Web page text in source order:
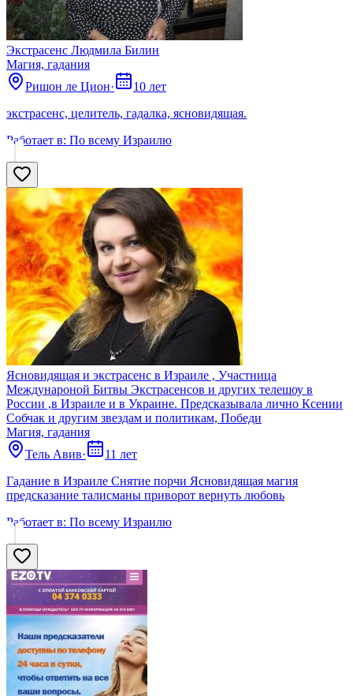
Экстрасенс Людмила Билин
Магия, гадания
Ришон ле Цион·
10 лет
экстрасенс, целитель, гадалка, ясновидящая.
Работает в: По всему Израилю
Ясновидящая и экстрасенс в Израиле , Участница
Междунароной Битвы Экстрасенсов и других телешоу в
России ,в Израиле и в Украине. Предсказывала лично Ксении
Собчак и другим звездам и политикам, Победи
Магия, гадания
Тель Авив·
11 лет
Гадание в Израиле Снятие порчи Ясновидящая магия
предсказание талисманы приворот вернуть любовь
Работает в: По всему Израилю